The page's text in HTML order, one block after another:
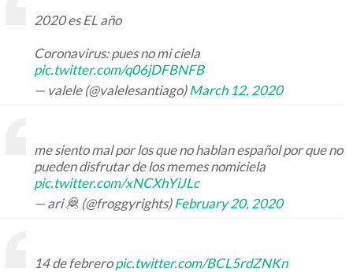
2020 es EL año
Coronavirus: pues no mi ciela
pic.twitter.com/q06jDFBNFB
— valele (@valelesantiago)March 12, 2020
me siento mal por los que no hablan español por que no
pueden disfrutar de los memes nomiciela
pic.twitter.com/xNCXhYiJLc
— ari 🦧 (@froggyrights)February 20, 2020
14 de febreropic.twitter.com/BCL5rdZNKn